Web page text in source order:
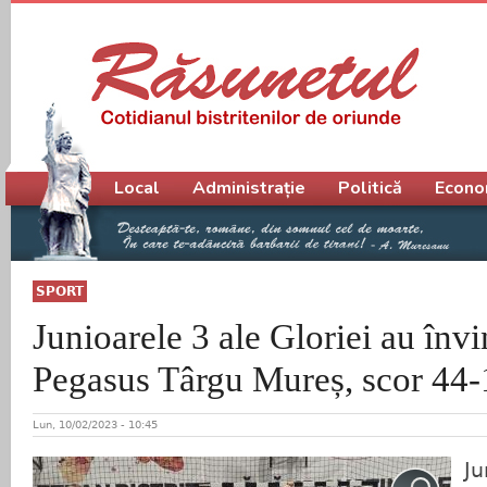
SPORT
Junioarele 3 ale Gloriei au
Pegasus Târgu Mureș, scor
Lun, 10/02/2023 - 10:45
Meniu principal
Local Administrație Politică